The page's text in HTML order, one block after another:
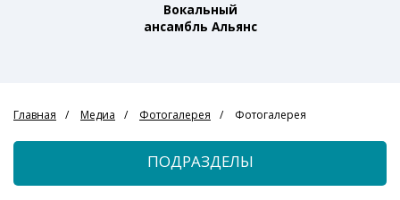
Вокальный
ансамбль Альянс
Главная Медиа Фотогалерея Фотогалерея
ПОДРАЗДЕЛЫ